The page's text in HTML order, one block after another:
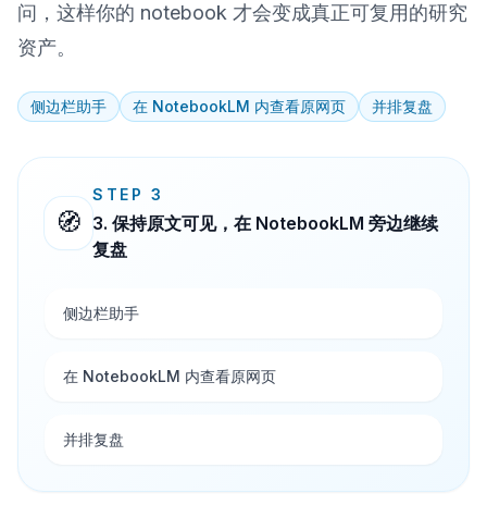
问，这样你的 notebook 才会变成真正可复用的研究
资产。
侧边栏助手 在 NotebookLM 内查看原网页 并排复盘
🧭
STEP 3
3. 保持原文可见，在 NotebookLM 旁边继续
复盘
侧边栏助手
在 NotebookLM 内查看原网页
并排复盘